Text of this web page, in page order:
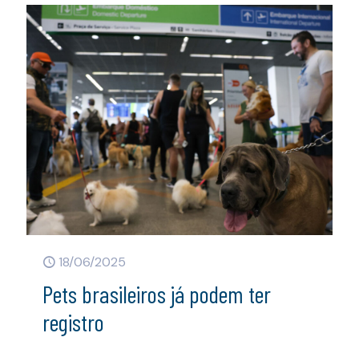
18/06/2025
Pets brasileiros já podem ter
registro